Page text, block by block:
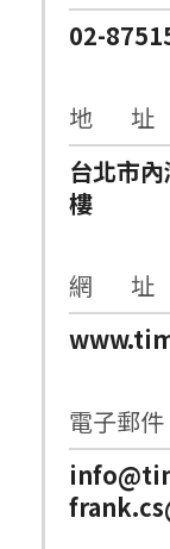
02-
地 址
台北市
樓
網 址
電子郵件